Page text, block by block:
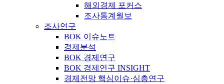
해외경제 포커스
조사통계월보
조사연구
BOK 이슈노트
경제분석
BOK 경제연구
BOK 경제연구 INSIGHT
경제전망 핵심이슈·심층연구